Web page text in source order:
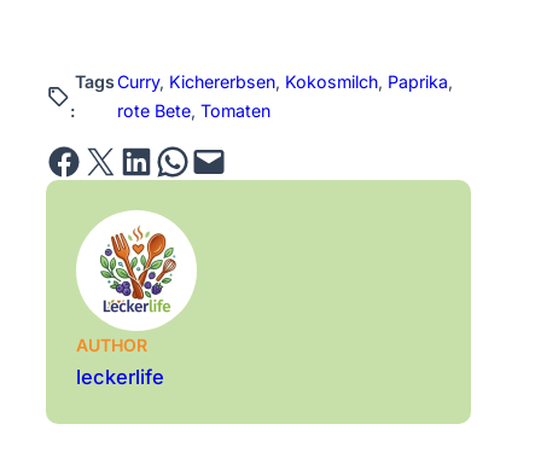
Tags
:
Curry, Kichererbsen, Kokosmilch, Paprika
rote Bete, Tomaten
Share on Facebook Email this Page Share on LinkedIn Share on WhatsApp Email this Page
AUTHOR
leckerlife